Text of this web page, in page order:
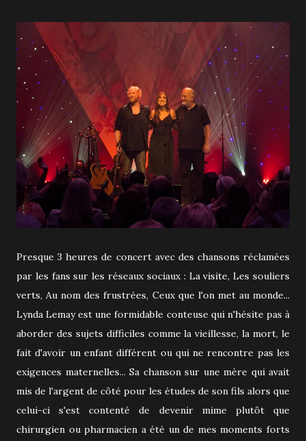
Presque 3 heures de concert avec des chansons réclamées
par les fans sur les réseaux sociaux : La visite, Les souliers
verts, Au nom des frustrées, Ceux que l'on met au monde...
Lynda Lemay est une formidable conteuse qui n'hésite pas à
aborder des sujets difficiles comme la vieillesse, la mort, le
fait d'avoir un enfant différent ou qui ne rencontre pas les
exigences maternelles... Sa chanson sur une mère qui avait
mis de l'argent de côté pour les études de son fils alors que
celui-ci s'est contenté de devenir mime plutôt que
chirurgien ou pharmacien a été un de mes moments forts